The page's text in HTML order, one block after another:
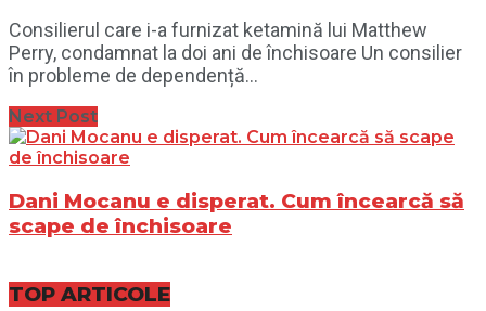
Consilierul care i-a furnizat ketamină lui Matthew
Perry, condamnat la doi ani de închisoare Un consilier
în probleme de dependență...
Next Post
Dani Mocanu e disperat. Cum încearcă să
scape de închisoare
TOP ARTICOLE